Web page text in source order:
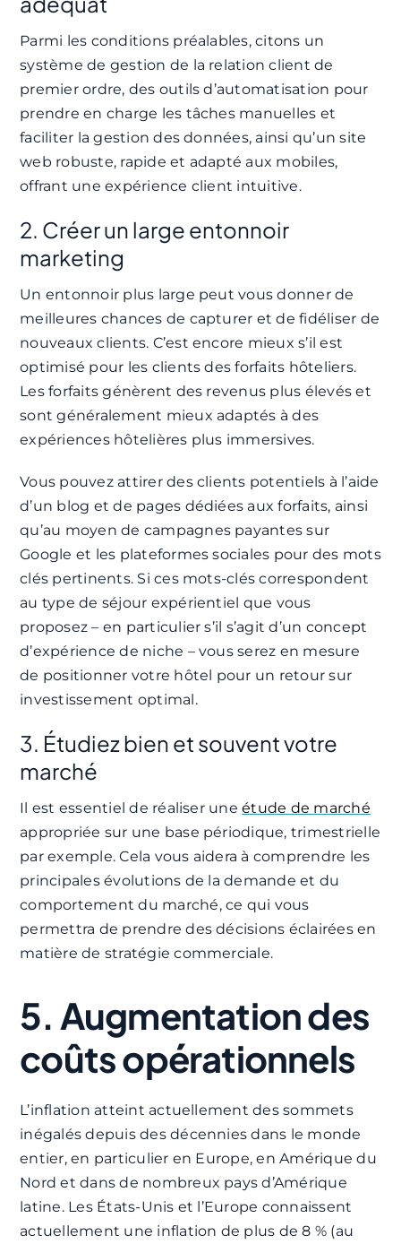
Parmi les conditions préalables, citons un
système de gestion de la relation client de
premier ordre, des outils d’automatisation pour
prendre en charge les tâches manuelles et
faciliter la gestion des données, ainsi qu’un site
web robuste, rapide et adapté aux mobiles,
offrant une expérience client intuitive.
2. Créer un large entonnoir
marketing
Un entonnoir plus large peut vous donner de
meilleures chances de capturer et de fidéliser de
nouveaux clients. C’est encore mieux s’il est
optimisé pour les clients des forfaits hôteliers.
Les forfaits génèrent des revenus plus élevés et
sont généralement mieux adaptés à des
expériences hôtelières plus immersives.
Vous pouvez attirer des clients potentiels à l’aide
d’un blog et de pages dédiées aux forfaits, ainsi
qu’au moyen de campagnes payantes sur
Google et les plateformes sociales pour des mots
clés pertinents. Si ces mots-clés correspondent
au type de séjour expérientiel que vous
proposez – en particulier s’il s’agit d’un concept
d’expérience de niche – vous serez en mesure
de positionner votre hôtel pour un retour sur
investissement optimal.
3. Étudiez bien et souvent votre
marché
Il est essentiel de réaliser uneétude de marché
appropriée sur une base périodique, trimestrielle
par exemple. Cela vous aidera à comprendre les
principales évolutions de la demande et du
comportement du marché, ce qui vous
permettra de prendre des décisions éclairées en
matière de stratégie commerciale.
5. Augmentation des
coûts opérationnels
L’inflation atteint actuellement des sommets
inégalés depuis des décennies dans le monde
entier, en particulier en Europe, en Amérique du
Nord et dans de nombreux pays d’Amérique
latine. Les États-Unis et l’Europe connaissent
actuellement une inflation de plus de 8 % (au